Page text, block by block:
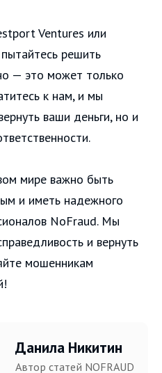
Ventures или
решить
— это может только
к нам, и мы
ваши деньги, но и
мире важно быть
и иметь надежного
NoFraud. Мы
и вернуть
мошенникам
Данила Никитин
Автор статей NOFRAUD